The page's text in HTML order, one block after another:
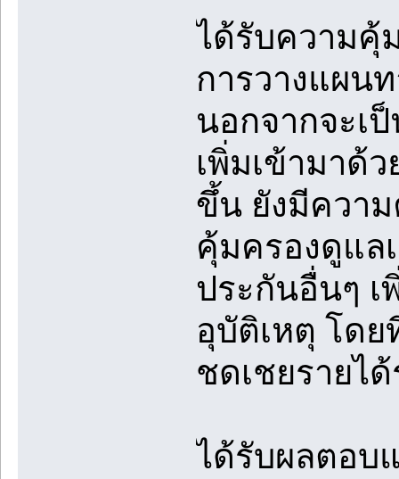
ได้รับความคุ้
การวางแผน
นอกจากจะเ
เพิ่มเข้ามาด้
ขึ้น ยังมีควา
คุ้มครองดูแล
ประกันอื่นๆ
อุบัติเหตุ โดย
ชดเชยรายไ
ได้รับผลตอบ